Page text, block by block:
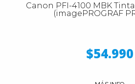
Canon PFI-4100 MBK Tinta
(imagePROGRAF
$54.990